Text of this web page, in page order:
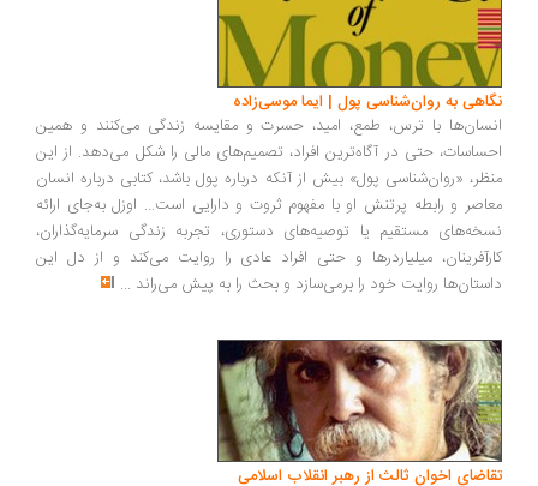
به روان‌شناسی پول | ایما موسی‌زاده
با ترس، طمع، امید، حسرت و مقایسه زندگی می‌کنند و همین
حتی در آگاه‌ترین افراد، تصمیم‌های مالی را شکل می‌دهد. از این
«روان‌شناسی پول» بیش از آنکه درباره پول باشد، کتابی درباره انسان
و رابطه پرتنش او با مفهوم ثروت و دارایی است... اوزل به‌جای ارائه
مستقیم یا توصیه‌های دستوری، تجربه زندگی سرمایه‌گذاران،
میلیاردرها و حتی افراد عادی را روایت می‌کند و از دل این
روایت خود را برمی‌سازد و بحث را به پیش می‌راند ...
اخوان ثالث از رهبر انقلاب اسلامی